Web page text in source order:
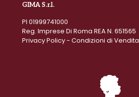
GIMA S.r.l.
PI 01999741000
Reg. Imprese Di Roma REA N. 651565
Privacy Policy- Condizioni di Vendita